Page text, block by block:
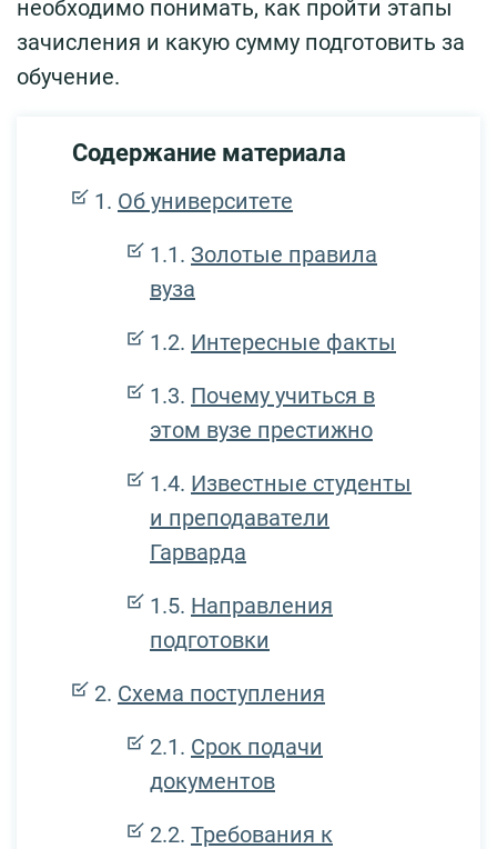
необходимо понимать, как пройти этапы
зачисления и какую сумму подготовить за
обучение.
Содержание материала
Об университете
Золотые правила
вуза
Интересные факты
Почему учиться в
этом вузе престижно
Известные студенты
и преподаватели
Гарварда
Направления
подготовки
Схема поступления
Срок подачи
документов
Требования к